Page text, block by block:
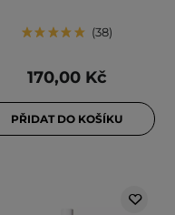
38
170,00 Kč
PŘIDAT DO KOŠÍKU